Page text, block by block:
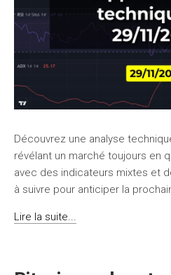
Découvrez une analyse
révélant un marché toujours en
avec des indicateurs mixtes et
à suivre pour anticiper la
Lire la suite...